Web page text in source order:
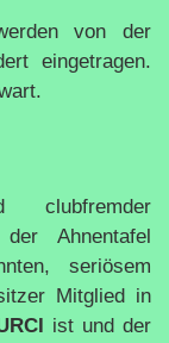
von der
eingetragen.
clubfremder
Ahnentafel
seriösem
Mitglied in
ist und der